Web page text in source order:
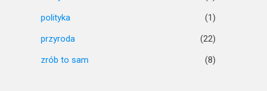
polityka
(1)
przyroda
(22)
zrób to sam
(8)